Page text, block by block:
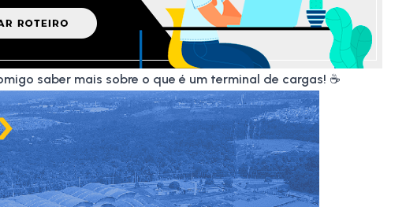
saber mais sobre o que é um terminal de cargas! ☕